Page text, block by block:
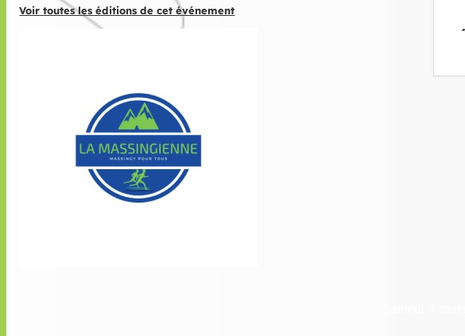
Voir toutes les éditions de cet événement